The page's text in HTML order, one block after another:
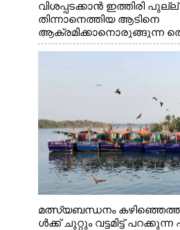
വിശപ്പടക്കാൻ ഇത്തിരി പുല്ല്
തിന്നാനെത്തിയ ആടിനെ
ആക്രമിക്കാനൊരുങ്ങുന്ന
എറണാകുളം
മത്സ്യബന്ധനം
ൾക്ക് ചുറ്റും വട്ടമിട്ട്